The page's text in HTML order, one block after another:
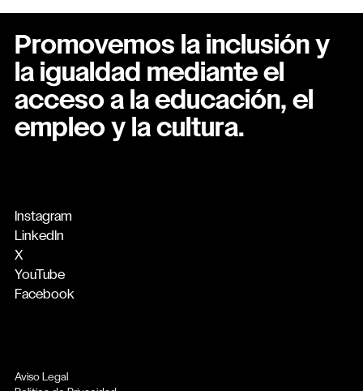
Promovemos la inclusión y
la igualdad mediante el
acceso a la educación, el
empleo y la cultura.
Instagram
LinkedIn
X
YouTube
Facebook
Aviso Legal